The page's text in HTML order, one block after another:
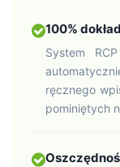
100%
System
ręcznego
pominiętych